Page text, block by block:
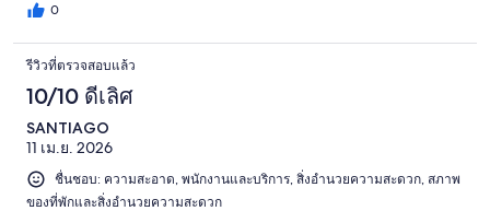
0
รีวิวที่ตรวจสอบแล้ว
10/10 ดีเลิศ
SANTIAGO
11 เม.ย. 2026
ชื่นชอบ: ความสะอาด, พนักงานและบริการ, สิ่งอำนวยความสะดวก, สภาพ
ของที่พักและสิ่งอำนวยความสะดวก